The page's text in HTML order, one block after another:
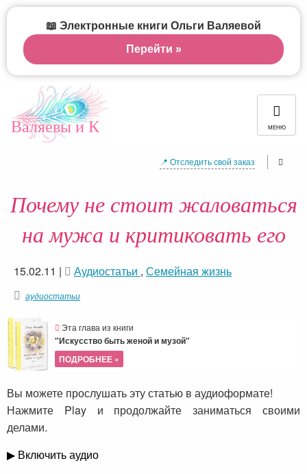
Валяевы и К МЕНЮ
📍 Отследить свой заказ
Почему не стоит жаловаться
на мужа и критиковать его
15.02.11 | Аудиостатьи , Семейная жизнь
аудиостатьи
Эта глава из книги
"Искусство быть женой и музой"
ПОДРОБНЕЕ »
Вы можете прослушать эту статью в аудиоформате!
Нажмите Play и продолжайте заниматься своими
делами.
▶ Включить аудио
📖 Электронные книги Ольги Валяевой
Перейти »